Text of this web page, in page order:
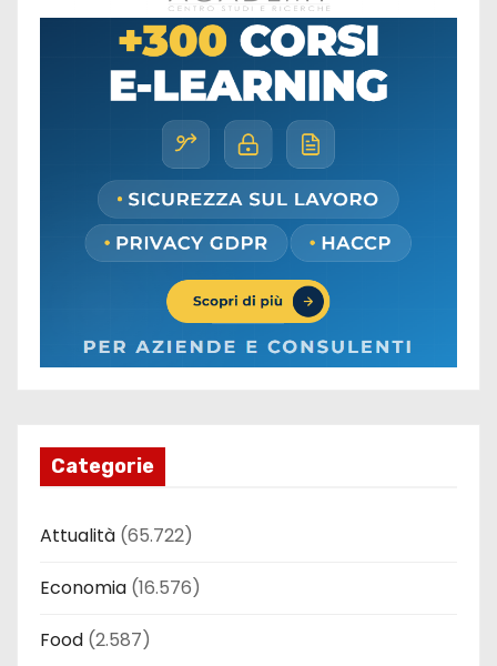
Categorie
Attualità (65.722)
Economia (16.576)
Food (2.587)